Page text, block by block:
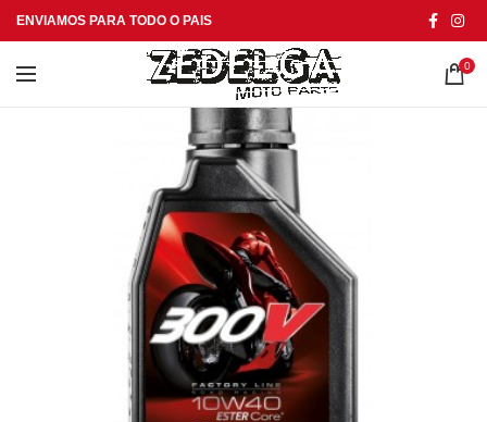
ENVIAMOS PARA TODO O PAIS
0